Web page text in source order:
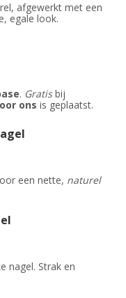
afgewerkt met een
egale look.
. Gratisbij
ons is geplaatst.
een nette, naturel
nagel. Strak en